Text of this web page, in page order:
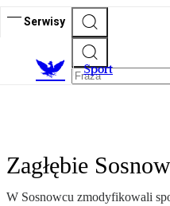
Serwisy
Sport
Zagłębie
W Sosnowcu zmodyfikowali